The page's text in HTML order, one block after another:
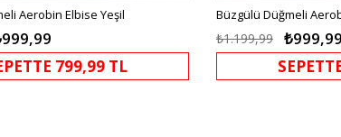
Aerobin Elbise Yeşil
799,99 TL
Büzgülü Düğmeli
₺999,99
₺1.199,99